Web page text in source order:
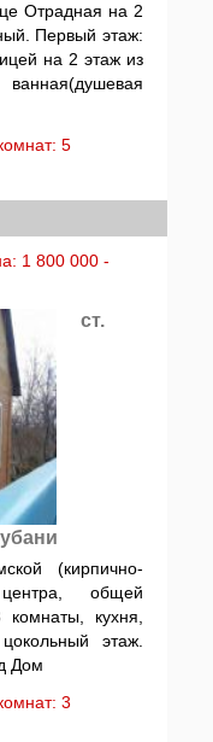
Отрадная на 2
Первый этаж:
на 2 этаж из
5
1 800 000 -
ст.
(кирпично-
общей
кухня,
этаж.
Дом
3